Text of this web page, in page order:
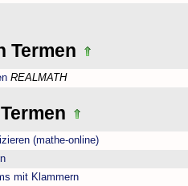
Termen
REALMATH
(mathe-online)
mit Klammern